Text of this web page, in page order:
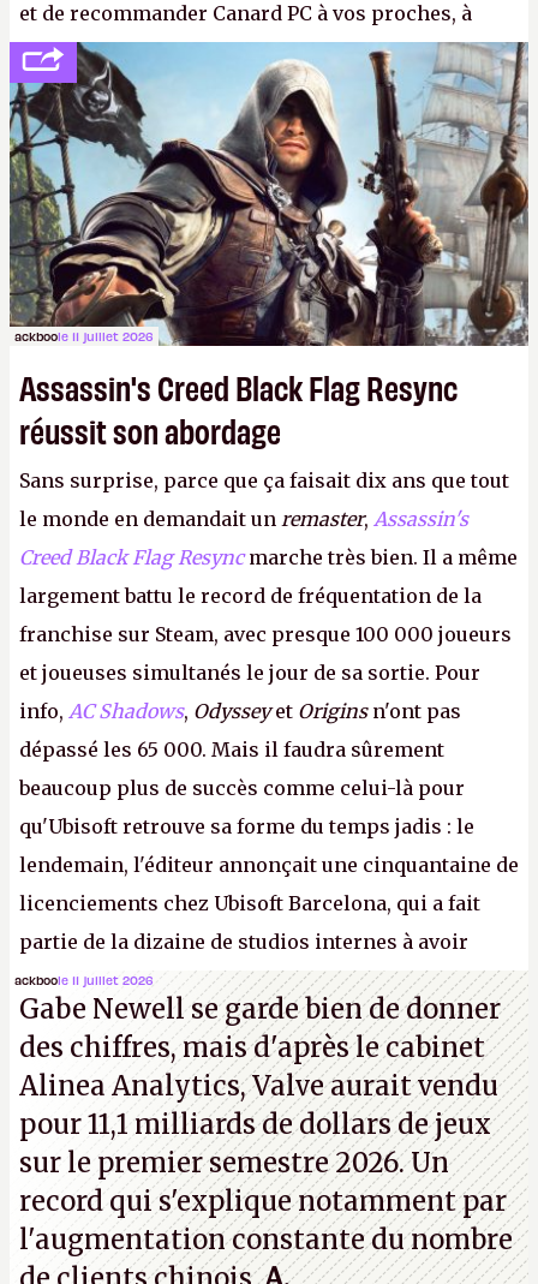
et de recommander Canard PC à vos proches, à
votre famille et aux inconnus que vous croisez
dans la rue. Bon été à tous ! –ER.
ackboole 11 juillet 2026
Assassin's Creed Black Flag Resync
réussit son abordage
Sans surprise, parce que ça faisait dix ans que tout
le monde en demandait un remaster, Assassin's
Creed Black Flag Resyncmarche très bien. Il a même
largement battu le record de fréquentation de la
franchise sur Steam, avec presque 100 000 joueurs
et joueuses simultanés le jour de sa sortie. Pour
info, AC Shadows, Odysseyet Originsn'ont pas
dépassé les 65 000. Mais il faudra sûrement
beaucoup plus de succès comme celui-là pour
qu'Ubisoft retrouve sa forme du temps jadis : le
lendemain, l'éditeur annonçait une cinquantaine de
licenciements chez Ubisoft Barcelona, qui a fait
partie de la dizaine de studios internes à avoir
travaillé sur cetAssassin's Creedsous la direction
d'Ubisoft Singapour.A.
ackboole 11 juillet 2026
Gabe Newell se garde bien de donner
des chiffres, mais d'après le cabinet
Alinea Analytics, Valve aurait vendu
pour 11,1 milliards de dollars de jeux
sur le premier semestre 2026. Un
record qui s'explique notamment par
l'augmentation constante du nombre